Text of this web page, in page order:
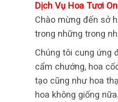
Dịch Vụ Hoa Tươi
Chào mừng đến sở
trong những trong
Chúng tôi cung ứng
cẩm chướng, hoa
tạo cũng như hoa
hoa không giống nữa.